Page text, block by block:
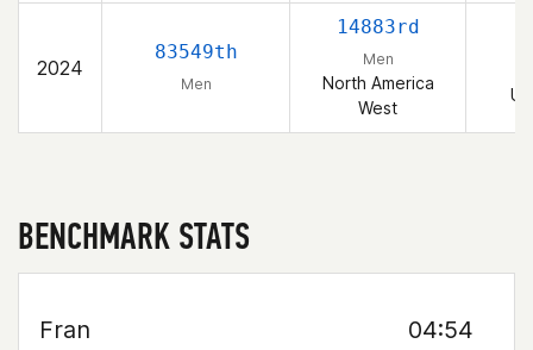
2024
83549th
Men
14883rd
Men
North America
West
BENCHMARK STATS
Fran
04:54